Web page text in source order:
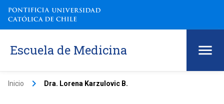
Escuela de Medicina
Inicio keyboard_arrow_right Dra. Lorena Karzulovic B.